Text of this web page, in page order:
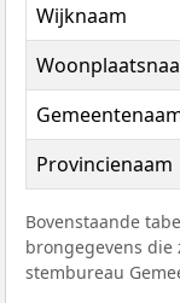
Wijknaam
Provincienaam
Bovenstaande
brongegevens
stembureau